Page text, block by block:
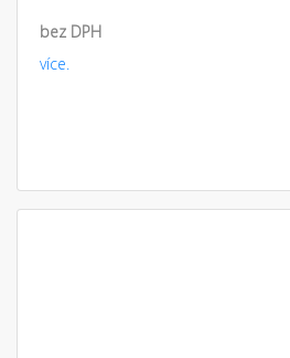
bez DPH
více.